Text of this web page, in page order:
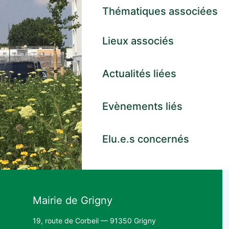
Thématiques associées
Lieux associés
Actualités liées
Evènements liés
Elu.e.s concernés
Mairie de Grigny
19, route de Corbeil — 91350 Grigny